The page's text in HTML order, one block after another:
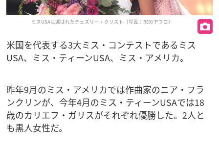
ミスUSAに選ばれたチェズリー・クリスト（写真：REX/アフロ）
米国を代表する3大ミス・コンテストであるミス
USA、ミス・ティーンUSA、ミス・アメリカ。
昨年9月のミス・アメリカでは作曲家のニア・フラ
ンクリンが、今年4月のミス・ティーンUSAでは18
歳のカリエフ・ガリスがそれぞれ優勝した。2人と
も黒人女性だ。